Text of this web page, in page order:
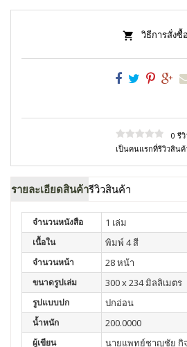
วิธีการสั่งซื้อ
0 รีวิ
เป็นคนแรกที่รีวิวสิน
รายละเอียดสินค้ารีวิวสินค้า
จำนวนหนังสือ 1 เล่ม
เนื้อใน พิมพ์ 4 สี
จำนวนหน้า 28 หน้า
ขนาดรูปเล่ม 300 x 234 มิลลิเมตร
รูปแบบปก ปกอ่อน
น้ำหนัก 200.0000
ผู้เขียน
นายแพทย์ชาญชัย กิจ